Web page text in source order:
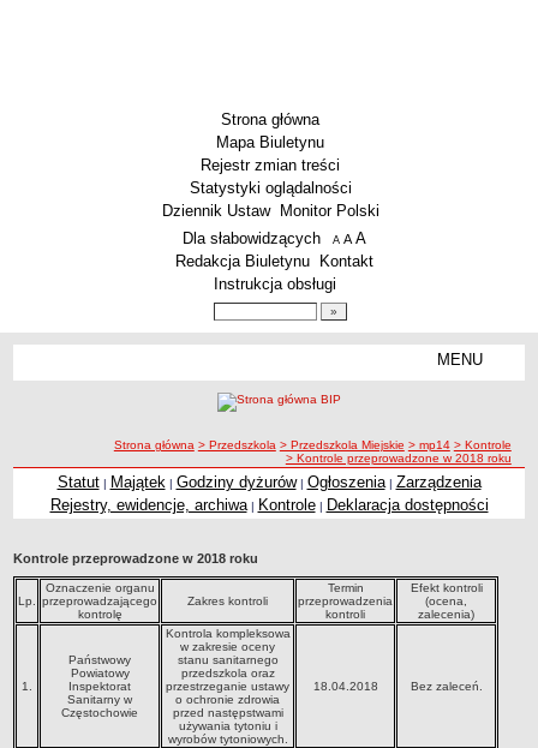
Strona główna
Mapa Biuletynu
Rejestr zmian treści
Statystyki oglądalności
Dziennik Ustaw
Monitor Polski
Menu dodatkowe
Dla słabowidzących A pomniejsz czcionkę
A standardowy rozmiar czcionki
A
Redakcja Biuletynu
Kontakt
Instrukcja obsługi
MENU
Zespoły Szkół
Techniczne Zakłady Naukowe
Przedszkola Miejskie
ARCHIWUM SZKÓŁ I PLACÓWEK
Zlikwidowane gimnazja
Przekształcone szkoły i placówki
Wielofunkcyjna Placówka
SPECJALNE OŚRODKI SZKOLNO-WYCHOWAWCZE
Specjalny Ośrodek nr 1
ścieżka nawigacji
Strona główna > Przedszkola > Przedszkola Miejskie > mp14 > Kontrole
> Kontrole przeprowadzone w 2018 roku
Statut| Majątek | Godziny dyżurów| Ogłoszenia| Zarządzenia
Rejestry, ewidencje, archiwa| Kontrole| Deklaracja dostępności
Kontrole przeprowadzone w 2018 roku
Lp.
Oznaczenie organu
przeprowadzającego
kontrolę
Zakres kontroli
Termin
przeprowadzenia
kontroli
Efekt kontroli
(ocena,
zalecenia)
1.
Państwowy
Powiatowy
Inspektorat
Sanitarny w
Częstochowie
Kontrola kompleksowa
w zakresie oceny
stanu sanitarnego
przedszkola oraz
przestrzeganie ustawy
o ochronie zdrowia
przed następstwami
używania tytoniu i
wyrobów tytoniowych.
18.04.2018 Bez zaleceń.